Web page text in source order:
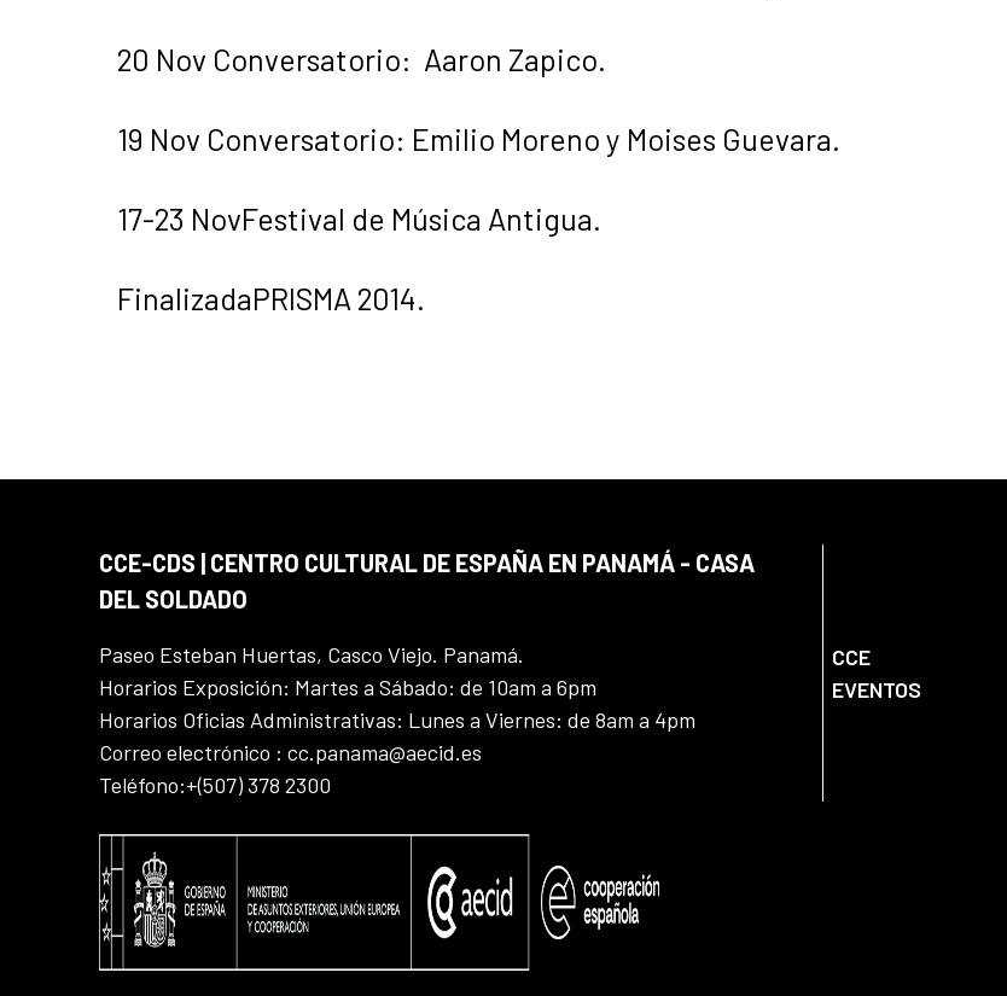
20 Nov Conversatorio: Aaron Zapico.
19 Nov Conversatorio: Emilio Moreno y Moises Guevara.
17-23 NovFestival de Música Antigua.
FinalizadaPRISMA 2014.
CCE-CDS | CENTRO CULTURAL DE ESPAÑA EN PANAMÁ - CASA
DEL SOLDADO
Paseo Esteban Huertas, Casco Viejo. Panamá.
Horarios Exposición: Martes a Sábado: de 10am a 6pm
Horarios Oficias Administrativas: Lunes a Viernes: de 8am a 4pm
Correo electrónico : cc.panama@aecid.es
Teléfono:+(507) 378 2300
CCE
EVENTOS